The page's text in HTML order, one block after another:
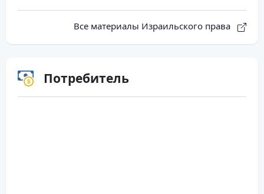
Все материалы Израильского права
Потребитель